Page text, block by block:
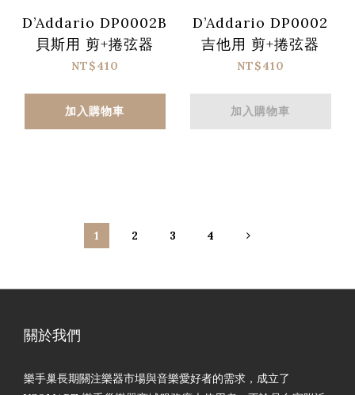
D’Addario DP0002B
貝斯用 剪+捲弦器
NT$410
加入購物車
D’Addario DP0002
吉他用 剪+捲弦器
NT$410
加入購物車
1 2 3 4
關於我們
樂手巢長期關注樂器市場與音樂愛好者的需求，成立了